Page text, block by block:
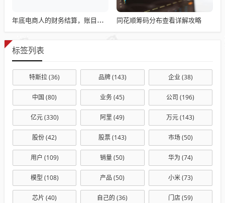
年底电商人的财务结算，账目清算与回顾 同花顺筹码分布查看详解攻略
标签列表
特斯拉(36) 品牌(143) 企业(38)
中国 (80) 业务(45) 公司 (196)
亿元(330) 阿里(49) 万元(143)
股份(42) 股票(143) 市场(50)
用户 (109) 销量(50) 华为 (74)
模型(108) 产品 (50) 小米(73)
芯片 (40) 自己的 (36) 门店(59)